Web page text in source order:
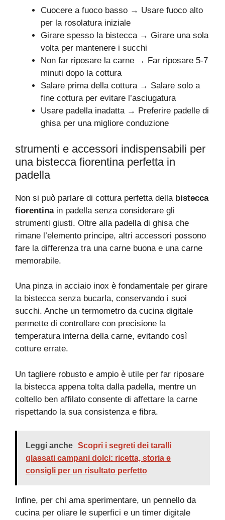
Cuocere a fuoco basso → Usare fuoco alto
per la rosolatura iniziale
Girare spesso la bistecca → Girare una sola
volta per mantenere i succhi
Non far riposare la carne → Far riposare 5-7
minuti dopo la cottura
Salare prima della cottura → Salare solo a
fine cottura per evitare l’asciugatura
Usare padella inadatta → Preferire padelle di
ghisa per una migliore conduzione
strumenti e accessori indispensabili per
una bistecca fiorentina perfetta in
padella
Non si può parlare di cottura perfetta della bistecca
fiorentinain padella senza considerare gli
strumenti giusti. Oltre alla padella di ghisa che
rimane l’elemento principe, altri accessori possono
fare la differenza tra una carne buona e una carne
memorabile.
Una pinza in acciaio inox è fondamentale per girare
la bistecca senza bucarla, conservando i suoi
succhi. Anche un termometro da cucina digitale
permette di controllare con precisione la
temperatura interna della carne, evitando così
cotture errate.
Un tagliere robusto e ampio è utile per far riposare
la bistecca appena tolta dalla padella, mentre un
coltello ben affilato consente di affettare la carne
rispettando la sua consistenza e fibra.
Leggi anche Scopri i segreti dei taralli
glassati campani dolci: ricetta, storia e
consigli per un risultato perfetto
Infine, per chi ama sperimentare, un pennello da
cucina per oliare le superfici e un timer digitale